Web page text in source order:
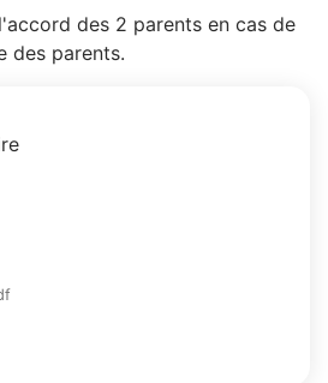
des 2 parents en cas de
des parents.